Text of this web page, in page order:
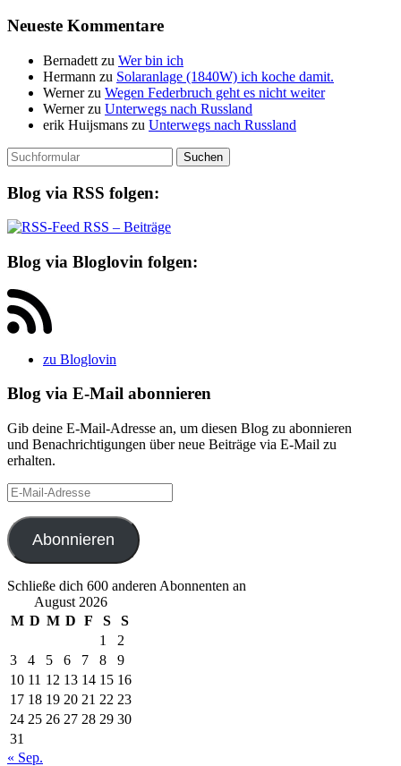
Neueste Kommentare
Bernadett zu Wer bin ich
Hermann zu Solaranlage (1840W) ich koche damit.
Wernerzu Wegen Federbruch geht es nicht weiter
Wernerzu Unterwegs nach Russland
erik Huijsmans zu Unterwegs nach Russland
Suchen
nach:
Blog via RSS folgen:
RSS – Beiträge
Blog via Bloglovin folgen:
zu Bloglovin
Blog via E-Mail abonnieren
Gib deine E-Mail-Adresse an, um diesen Blog zu abonnieren
und Benachrichtigungen über neue Beiträge via E-Mail zu
erhalten.
E-
Mail-
Adresse
Abonnieren
Schließe dich 600 anderen Abonnenten an
August 2026
M D M D F S
S
1
2
3
4 5 6 7 8
9
10 11 12 13 14 15 16
17 18 19 20 21 22 23
24 25 26 27 28 29 30
31
« Sep.